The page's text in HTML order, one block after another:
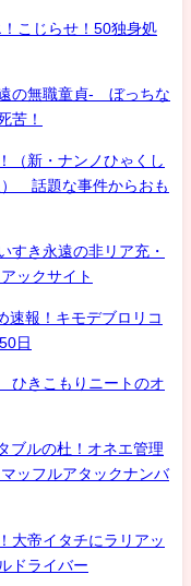
こじらせ！50独身処
の無職童貞- ぼっちな
苦！
（新・ナンノひゃくし
） 話題な事件からおも
すき永遠の非リア充・
ックサイト
速報！キモデブロリコ
日
ひきこもりニートのオ
ブルの杜！オネエ管理
ッフルアタックナンバ
大帝イタチにラリアッ
ドライバー